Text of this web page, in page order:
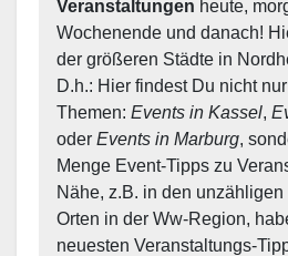
Veranstaltungen heute,
Wochenende und danach!
der größeren Städte in
D.h.: Hier findest Du nicht
Themen: Events in Kassel,
oder Events in Marburg,
Menge Event-Tipps zu
Nähe, z.B. in den
Orten in der Ww-Region,
neuesten Veranstaltungs-